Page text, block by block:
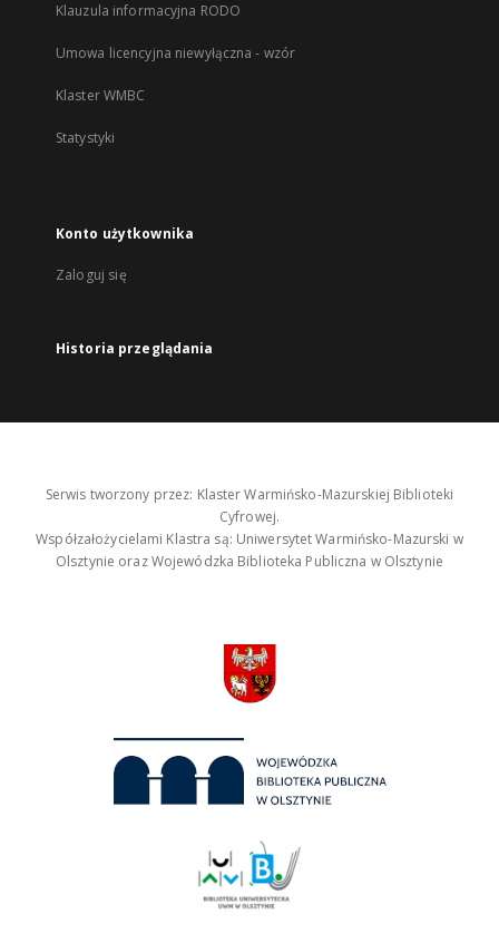
Klauzula informacyjna RODO
Umowa licencyjna niewyłączna - wzór
Klaster WMBC
Statystyki
Konto użytkownika
Zaloguj się
Historia przeglądania
Serwis tworzony przez: Klaster Warmińsko-Mazurskiej Biblioteki
Cyfrowej.
Współzałożycielami Klastra są: Uniwersytet Warmińsko-Mazurski w
Olsztynie oraz Wojewódzka Biblioteka Publiczna w Olsztynie